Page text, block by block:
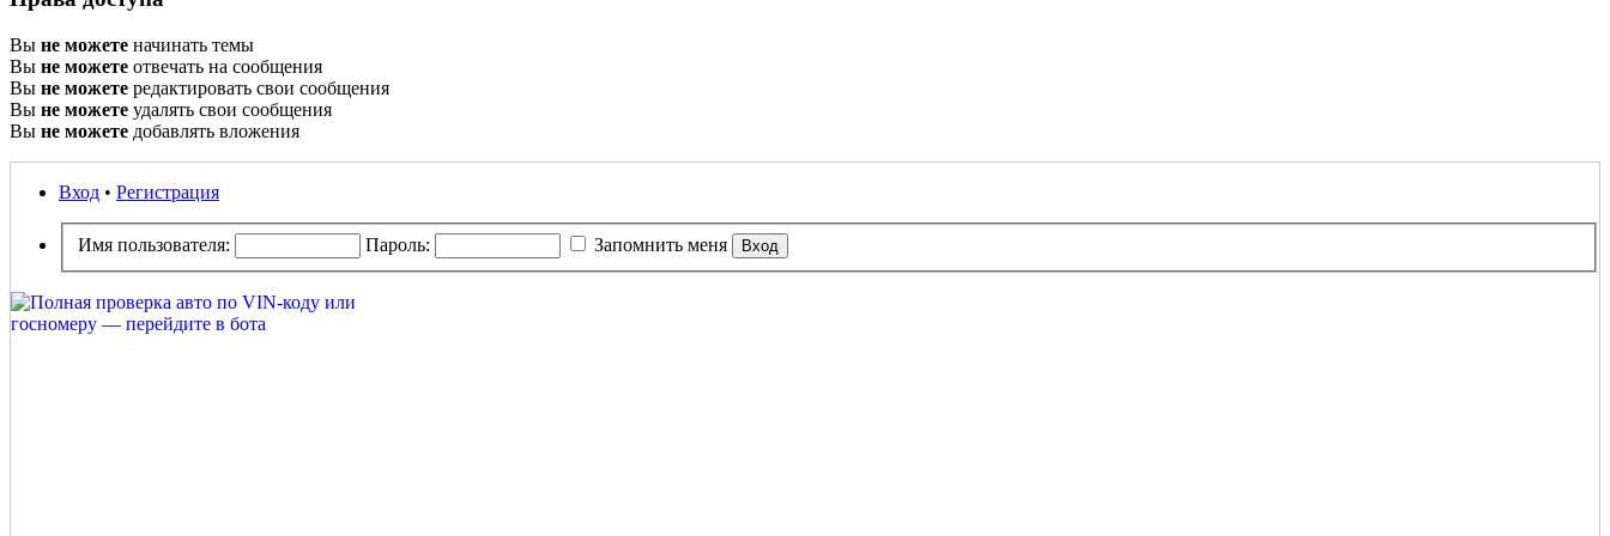
Вы не можете начинать темы
Вы не можете отвечать на сообщения
Вы не можете редактировать свои сообщения
Вы не можете удалять свои сообщения
Вы не можете добавлять вложения
Вход • Регистрация
Имя пользователя: Пароль: Запомнить меня